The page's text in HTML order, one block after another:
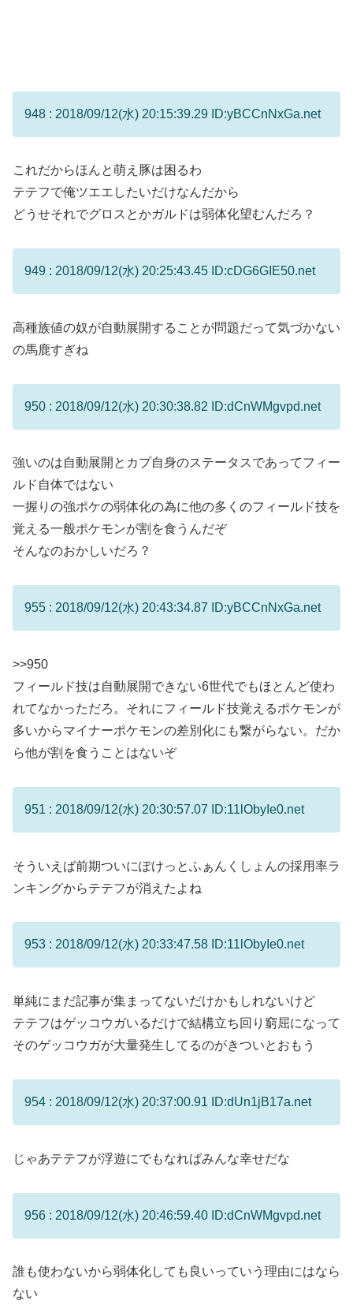
948 : 2018/09/12(水) 20:15:39.29 ID:yBCCnNxGa.net
これだからほんと萌え豚は困るわ
テテフで俺ツエエしたいだけなんだから
どうせそれでグロスとかガルドは弱体化望むんだろ？
949 : 2018/09/12(水) 20:25:43.45 ID:cDG6GIE50.net
高種族値の奴が自動展開することが問題だって気づかない
の馬鹿すぎね
950 : 2018/09/12(水) 20:30:38.82 ID:dCnWMgvpd.net
強いのは自動展開とカプ自身のステータスであってフィー
ルド自体ではない
一握りの強ポケの弱体化の為に他の多くのフィールド技を
覚える一般ポケモンが割を食うんだぞ
そんなのおかしいだろ？
955 : 2018/09/12(水) 20:43:34.87 ID:yBCCnNxGa.net
>>950
フィールド技は自動展開できない6世代でもほとんど使わ
れてなかっただろ。それにフィールド技覚えるポケモンが
多いからマイナーポケモンの差別化にも繋がらない。だか
ら他が割を食うことはないぞ
951 : 2018/09/12(水) 20:30:57.07 ID:11lObyIe0.net
そういえば前期ついにぽけっとふぁんくしょんの採用率ラ
ンキングからテテフが消えたよね
953 : 2018/09/12(水) 20:33:47.58 ID:11lObyIe0.net
単純にまだ記事が集まってないだけかもしれないけど
テテフはゲッコウガいるだけで結構立ち回り窮屈になって
そのゲッコウガが大量発生してるのがきついとおもう
954 : 2018/09/12(水) 20:37:00.91 ID:dUn1jB17a.net
じゃあテテフが浮遊にでもなればみんな幸せだな
956 : 2018/09/12(水) 20:46:59.40 ID:dCnWMgvpd.net
誰も使わないから弱体化しても良いっていう理由にはなら
ない